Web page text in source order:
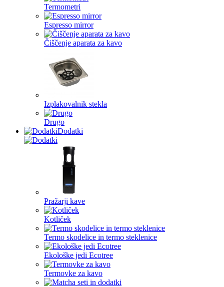
Termometri
Espresso mirror
Čiščenje aparata za kavo
Izplakovalnik stekla
Drugo
Dodatki
Pražarji kave
Kotliček
Termo skodelice in termo steklenice
Ekološke jedi Ecotree
Termovke za kavo